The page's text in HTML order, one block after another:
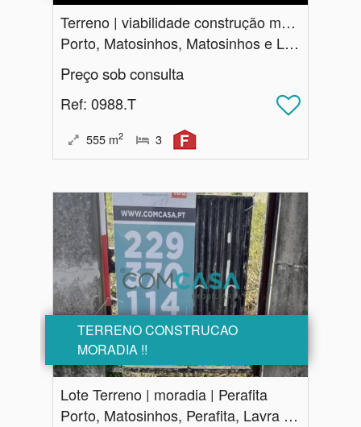
Terreno | viabilidade construção mutifamiliar | Leça da Palmeira
Porto, Matosinhos, Matosinhos e Leça da Palmeira
Preço sob consulta
Ref: 0988.T
555 m2 3
TERRENO CONSTRUCAO
MORADIA !!
Lote Terreno | moradia | Perafita
Porto, Matosinhos, Perafita, Lavra e Santa Cruz do Bispo